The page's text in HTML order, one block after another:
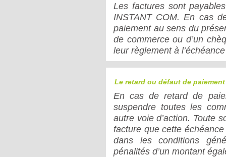
Les factures sont
INSTANT COM. En cas
paiement au sens du
de commerce ou d’un
leur règlement à
Le retard ou défaut de paiement
En cas de retard de
suspendre toutes les
autre voie d’action. Toute
facture que cette
dans les conditions
pénalités d’un montant